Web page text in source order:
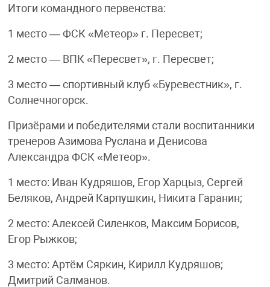
Итоги командного первенства:
1 место — ФСК «Метеор» г. Пересвет;
2 место — ВПК «Пересвет», г. Пересвет;
3 место — спортивный клуб «Буревестник», г.
Солнечногорск.
Призёрами и победителями стали воспитанники
тренеров Азимова Руслана и Денисова
Александра ФСК «Метеор».
1 место: Иван Кудряшов, Егор Харцыз, Сергей
Беляков, Андрей Карпушкин, Никита Гаранин;
2 место: Алексей Силенков, Максим Борисов,
Егор Рыжков;
3 место: Артём Сяркин, Кирилл Кудряшов;
Дмитрий Салманов.